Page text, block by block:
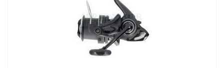
VOIR LE PRODUIT